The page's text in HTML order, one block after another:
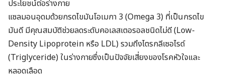
ประโยชน์ต่อร่างกาย
แซลมอนอุดมด้วยกรดไขมันโอเมกา 3 (Omega 3) ที่เป็นกรดไข
มันดี มีคุณสมบัติช่วยลดระดับคอเลสเตอรอลชนิดไม่ดี (Low-
Density Lipoprotein หรือ LDL) รวมถึงไตรกลีเซอไรด์
(Triglyceride) ในร่างกายซึ่งเป็นปัจจัยเสี่ยงของโรคหัวใจและ
หลอดเลือด